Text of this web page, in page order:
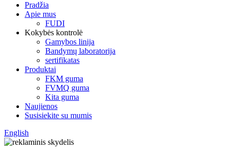
Pradžia
Apie mus
FUDI
Kokybės kontrolė
Gamybos linija
Bandymų laboratorija
sertifikatas
Produktai
FKM guma
FVMQ guma
Kita guma
Naujienos
Susisiekite su mumis
English